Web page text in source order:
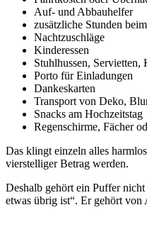
Auf- und Abbauhelfer
zusätzliche Stunden
Nachtzuschläge
Kinderessen
Stuhlhussen,
Porto für Einladungen
Dankeskarten
Transport von Deko,
Snacks am Hochzeitstag
Regenschirme, Fächer
Das klingt einzeln alles
vierstelliger Betrag werden.
Deshalb gehört ein Puffer
etwas übrig ist“. Er gehört von